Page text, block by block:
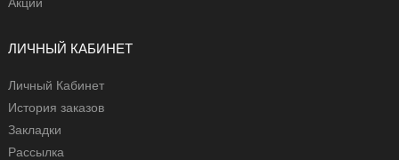
ЛИЧНЫЙ КАБИНЕТ
Личный Кабинет
История заказов
Закладки
Рассылка